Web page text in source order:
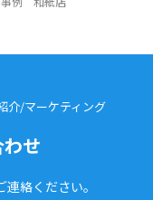
介/マーケティング
せ
連絡ください。